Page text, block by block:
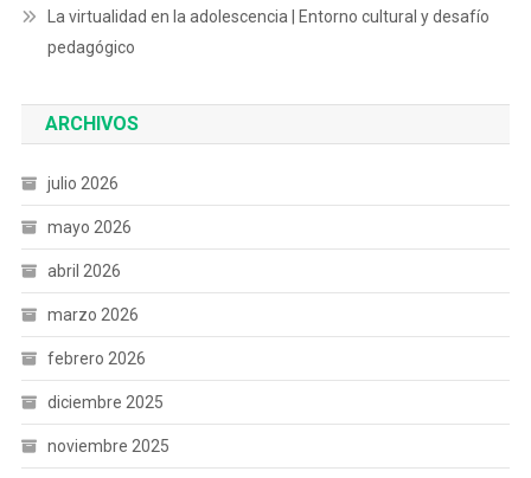
La virtualidad en la adolescencia | Entorno cultural y desafío
pedagógico
ARCHIVOS
julio 2026
mayo 2026
abril 2026
marzo 2026
febrero 2026
diciembre 2025
noviembre 2025